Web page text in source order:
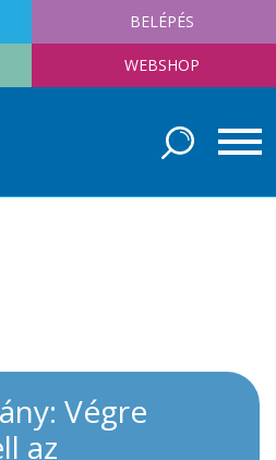
BELÉPÉS
WEBSHOP
Végre
az